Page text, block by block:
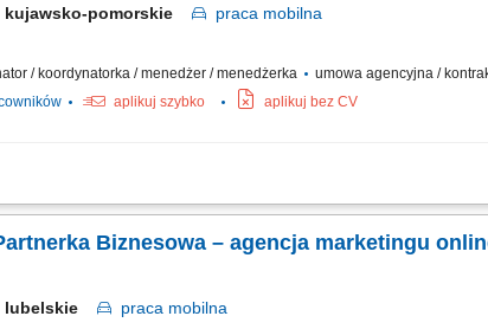
kujawsko-pomorskie praca mobilna
/ koordynatorka / menedżer / menedżerka umowa agencyjna /
aplikuj szybko aplikuj bez CV
działalności w branży marketingu internetowego w oparciu o model
Biznesowa – agencja marketingu
lubelskie praca mobilna